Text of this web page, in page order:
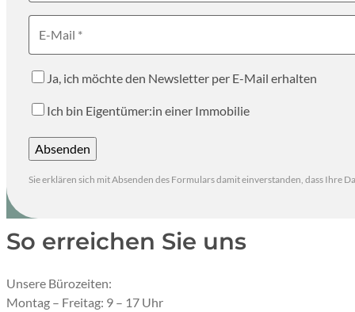
Ja, ich möchte den Newsletter per E-Mail erhalten
Ich bin Eigentümer:in einer Immobilie
Absenden
Sie erklären sich mit Absenden des Formulars damit einverstanden, dass
So erreichen Sie uns
Unsere Bürozeiten:
Montag – Freitag: 9 – 17 Uhr